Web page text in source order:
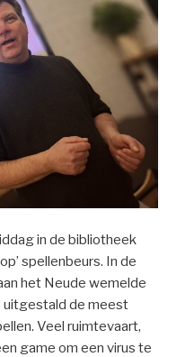
in de bibliotheek
spellenbeurs. In de
het Neude wemelde
uitgestald de meest
Veel ruimtevaart,
game om een virus te